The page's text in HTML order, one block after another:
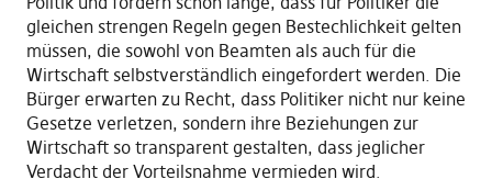
gleichen strengen Regeln gegen Bestechlichkeit gelten
müssen, die sowohl von Beamten als auch für die
Wirtschaft selbstverständlich eingefordert werden. Die
Bürger erwarten zu Recht, dass Politiker nicht nur keine
Gesetze verletzen, sondern ihre Beziehungen zur
Wirtschaft so transparent gestalten, dass jeglicher
Verdacht der Vorteilsnahme vermieden wird.